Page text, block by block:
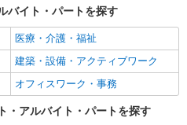
バイト・パートを探す
医療・介護・福祉
建築・設備・アクティブワーク
オフィスワーク・事務
・アルバイト・パートを探す